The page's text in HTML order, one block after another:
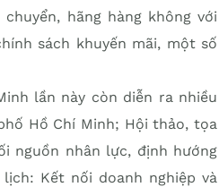
hãng hàng không với
sách khuyến mãi, một số
lần này còn diễn ra nhiều
Hồ Chí Minh; Hội thảo, tọa
nguồn nhân lực, định hướng
Kết nối doanh nghiệp và